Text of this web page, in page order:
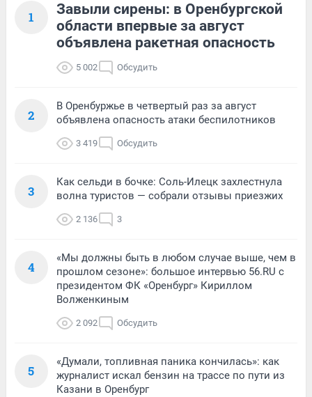
1
Завыли сирены: в Оренбургской
области впервые за август
объявлена ракетная опасность
5 002 Обсудить
2
В Оренбуржье в четвертый раз за август
объявлена опасность атаки беспилотников
3 419 Обсудить
3
Как сельди в бочке: Соль-Илецк захлестнула
волна туристов — собрали отзывы приезжих
2 136 3
4
«Мы должны быть в любом случае выше, чем в
прошлом сезоне»: большое интервью 56.RU с
президентом ФК «Оренбург» Кириллом
Волженкиным
2 092 Обсудить
5
«Думали, топливная паника кончилась»: как
журналист искал бензин на трассе по пути из
Казани в Оренбург